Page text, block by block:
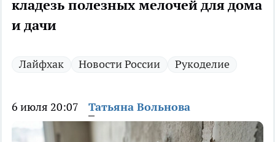
кладезь полезных мелочей для дома
и дачи
Лайфхак Новости России Рукоделие
6 июля 20:07 Татьяна Вольнова